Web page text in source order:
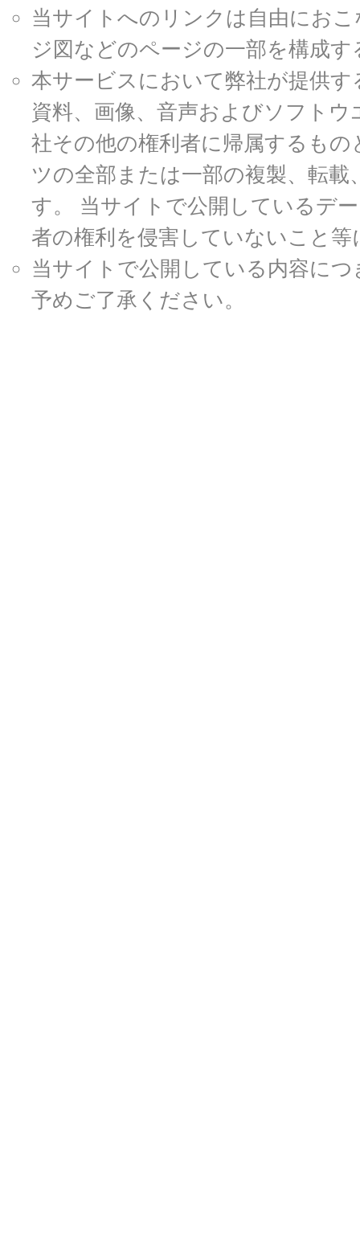
当サイトへのリンクは自由にお
ジ図などのページの一部を構成
本サービスにおいて弊社が提供
資料、画像、音声およびソフト
社その他の権利者に帰属するも
ツの全部または一部の複製、転
す。 当サイトで公開しているデ
者の権利を侵害していないこと
当サイトで公開している内容に
予めご了承ください。